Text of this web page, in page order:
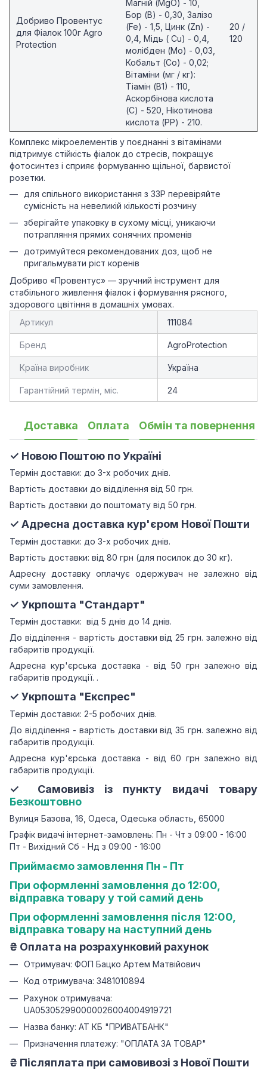
Добриво Провентус
для Фіалок 100г Agro
Protection
Магній (MgO) - 10,
Бор (В) - 0,30, Залізо
(Fe) - 1,5, Цинк (Zn) -
0,4, Мідь ( Сu) - 0,4,
молібден (Mo) - 0,03,
Кобальт (Со) - 0,02;
Вітаміни (мг / кг):
Тіамін (В1) - 110,
Аскорбінова кислота
(С) - 520, Нікотинова
кислота (РР) - 210.
20 /
120
Комплекс мікроелементів у поєднанні з вітамінами
підтримує стійкість фіалок до стресів, покращує
фотосинтез і сприяє формуванню щільної, барвистої
розетки.
для спільного використання з ЗЗР перевіряйте
сумісність на невеликій кількості розчину
зберігайте упаковку в сухому місці, уникаючи
потрапляння прямих сонячних променів
дотримуйтеся рекомендованих доз, щоб не
пригальмувати ріст коренів
Добриво «Провентус» — зручний інструмент для
стабільного живлення фіалок і формування рясного,
здорового цвітіння в домашніх умовах.
Артикул
111084
Бренд AgroProtection
Країна виробник Україна
Гарантійний термін, міс. 24
Доставка Оплата Обмін та повернення
✓ Новою Поштою по Україні
Термін доставки: до 3-х робочих днів.
Вартість доставки до відділення від 50 грн.
Вартість доставки до поштомату від 50 грн.
✓ Адресна доставка кур'єром Нової Пошти
Термін доставки: до 3-х робочих днів.
Вартість доставки: від 80 грн (для посилок до 30 кг).
Адресну доставку оплачує одержувач не залежно від
суми замовлення.
✓ Укрпошта "Стандарт"
Термін доставки: від 5 днів до 14 днів.
До відділення - вартість доставки від 25 грн.залежно від
габаритів продукції.
Адресна кур'єрська доставка - від 50 грн залежно від
габаритів продукції. .
✓ Укрпошта "Експрес"
Термін доставки: 2-5 робочих днів.
До відділення - вартість доставки від 35 грн.залежно від
габаритів продукції.
Адресна кур'єрська доставка - від 60 грн залежно від
габаритів продукції.
✓ Самовивіз із пункту видачі товару
Безкоштовно
Вулиця Базова, 16, Одеса, Одеська область, 65000
Графік видачі інтернет-замовлень: Пн - Чт з 09:00 - 16:00
Пт - Вихідний Сб - Нд з 09:00 - 16:00
Приймаємо замовлення Пн - Пт
При оформленні замовлення до 12:00,
відправка товару у той самий день
При оформленні замовлення після 12:00,
відправка товару на наступний день
₴ Оплата на розрахунковий рахунок
Отримувач: ФОП Бацко Артем Матвійович
Код отримувача: 3481010894
Рахунок отримувача:
UA053052990000026004004919721
Назва банку: АТ КБ "ПРИВАТБАНК"
Призначення платежу: "ОПЛАТА ЗА ТОВАР"
₴ Післяплата при самовивозі з Нової Пошти